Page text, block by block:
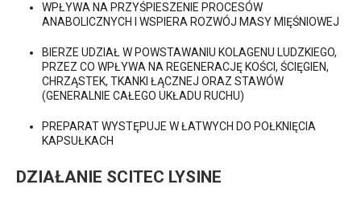
WPŁYWA NA PRZYŚPIESZENIE PROCESÓW
ANABOLICZNYCH I WSPIERA ROZWÓJ MASY MIĘŚNIOWEJ
BIERZE UDZIAŁ W POWSTAWANIU KOLAGENU LUDZKIEGO,
PRZEZ CO WPŁYWA NA REGENERACJĘ KOŚCI, ŚCIĘGIEN,
CHRZĄSTEK, TKANKI ŁĄCZNEJ ORAZ STAWÓW
(GENERALNIE CAŁEGO UKŁADU RUCHU)
PREPARAT WYSTĘPUJE W ŁATWYCH DO POŁKNIĘCIA
KAPSUŁKACH
DZIAŁANIE SCITEC LYSINE